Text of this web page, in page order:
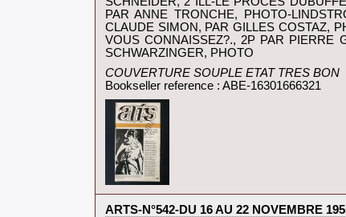
PAR ANNE TRONCHE, PHOTO-
CLAUDE SIMON, PAR GILLES COSTAZ,
VOUS CONNAISSEZ?., 2P PAR PIERRE
SCHWARZINGER, PHOTO‎
‎COUVERTURE SOUPLE ETAT TRES BON‎
Bookseller reference : ABE-16301666321
‎ARTS-N°542-DU 16 AU 22 NOVEMBRE